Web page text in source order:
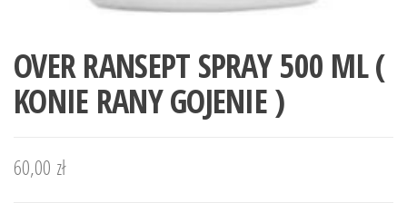
OVER RANSEPT SPRAY 500 ML (
KONIE RANY GOJENIE )
60,00 zł